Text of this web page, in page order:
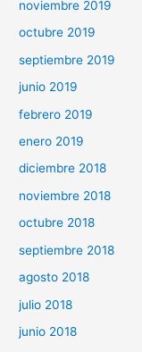
noviembre 2019
octubre 2019
septiembre 2019
junio 2019
febrero 2019
enero 2019
diciembre 2018
noviembre 2018
octubre 2018
septiembre 2018
agosto 2018
julio 2018
junio 2018